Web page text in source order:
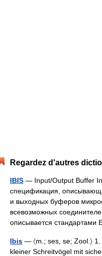
Regardez d'autres
IBIS — Input/Output Buffer
спецификация,
и выходных буферов
всевозможных
описывается
Ibis — 〈m.; ses, se; Zool.〉
kleiner Schreitvögel mit